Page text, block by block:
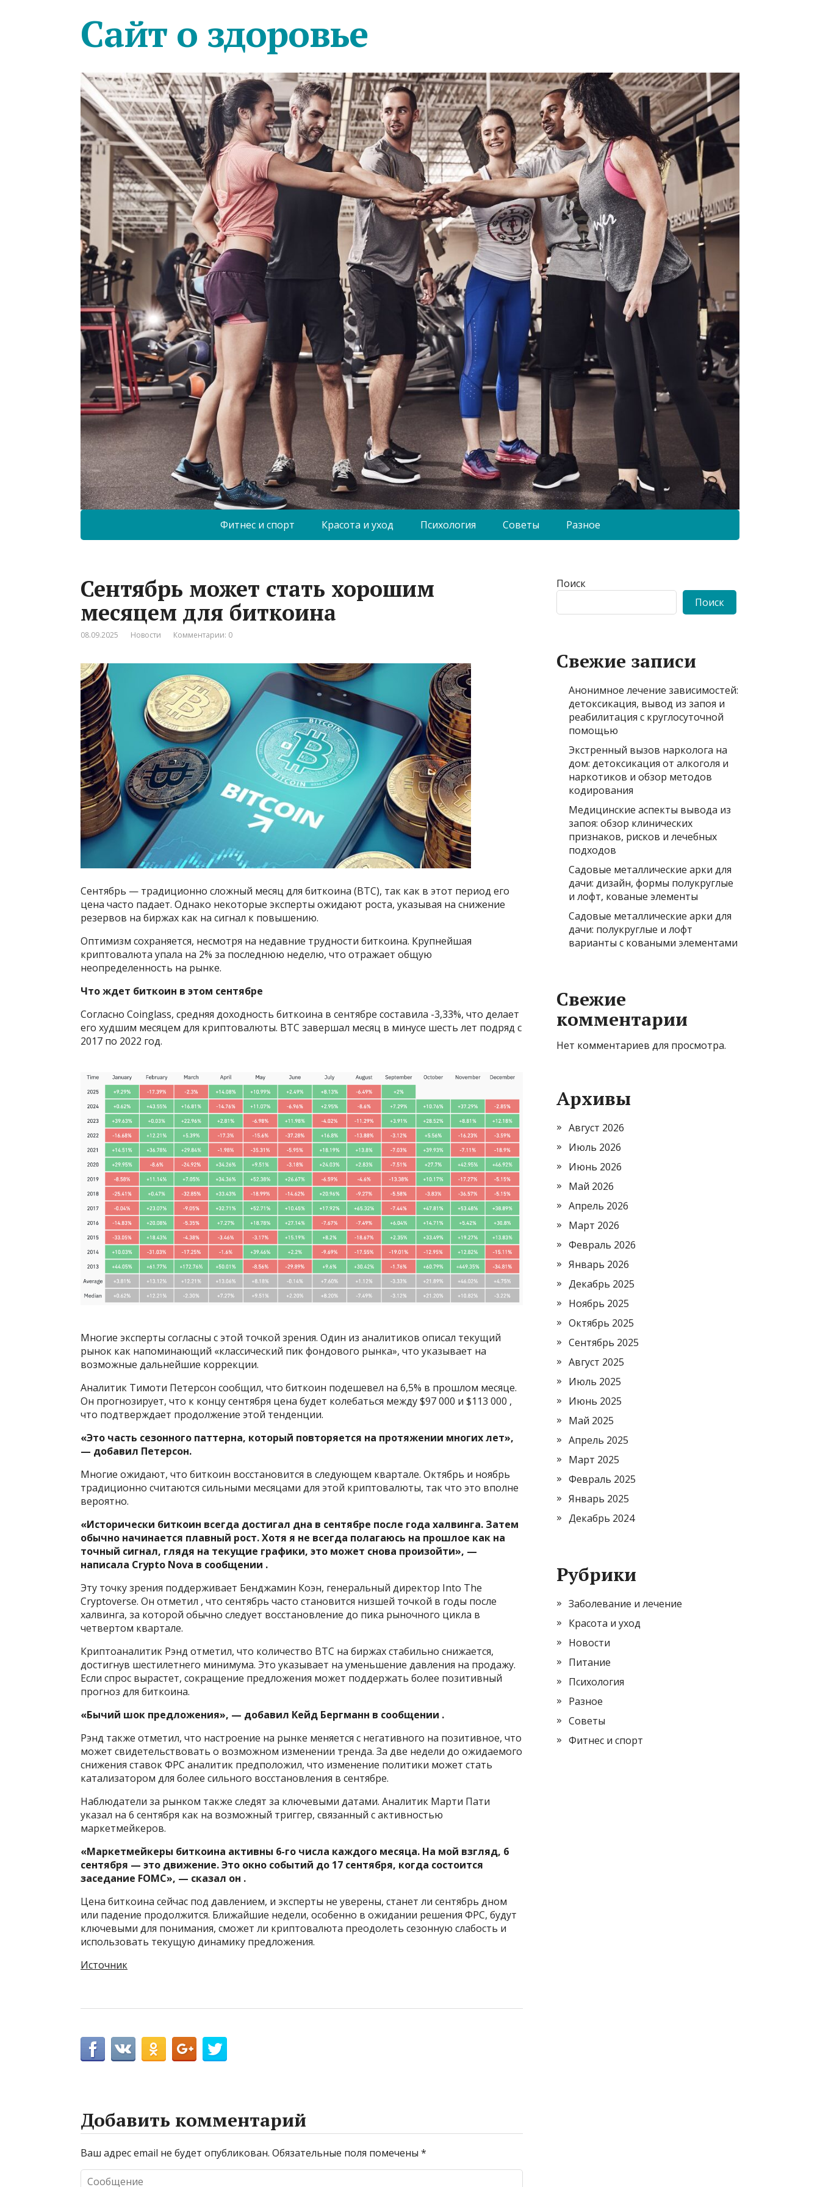
Сайт о здоровье
Фитнес и спорт Красота и уход Психология Советы Разное
Сентябрь может стать хорошим
месяцем для биткоина
08.09.2025 Новости Комментарии: 0
Сентябрь — традиционно сложный месяц для биткоина (BTC), так как в этот период его
цена часто падает. Однако некоторые эксперты ожидают роста, указывая на снижение
резервов на биржах как на сигнал к повышению.
Оптимизм сохраняется, несмотря на недавние трудности биткоина. Крупнейшая
криптовалюта упала на 2% за последнюю неделю, что отражает общую
неопределенность на рынке.
Что ждет биткоин в этом сентябре
Согласно Coinglass, средняя доходность биткоина в сентябре составила -3,33%, что делает
его худшим месяцем для криптовалюты. BTC завершал месяц в минусе шесть лет подряд с
2017 по 2022 год.
Многие эксперты согласны с этой точкой зрения. Один из аналитиков описал текущий
рынок как напоминающий «классический пик фондового рынка», что указывает на
возможные дальнейшие коррекции.
Аналитик Тимоти Петерсон сообщил, что биткоин подешевел на 6,5% в прошлом месяце.
Он прогнозирует, что к концу сентября цена будет колебаться между $97 000 и $113 000 ,
что подтверждает продолжение этой тенденции.
«Это часть сезонного паттерна, который повторяется на протяжении многих лет»,
— добавил Петерсон.
Многие ожидают, что биткоин восстановится в следующем квартале. Октябрь и ноябрь
традиционно считаются сильными месяцами для этой криптовалюты, так что это вполне
вероятно.
«Исторически биткоин всегда достигал дна в сентябре после года халвинга. Затем
обычно начинается плавный рост. Хотя я не всегда полагаюсь на прошлое как на
точный сигнал, глядя на текущие графики, это может снова произойти», —
написала Crypto Nova в сообщении .
Эту точку зрения поддерживает Бенджамин Коэн, генеральный директор Into The
Cryptoverse. Он отметил , что сентябрь часто становится низшей точкой в годы после
халвинга, за которой обычно следует восстановление до пика рыночного цикла в
четвертом квартале.
Криптоаналитик Рэнд отметил, что количество BTC на биржах стабильно снижается,
достигнув шестилетнего минимума. Это указывает на уменьшение давления на продажу.
Если спрос вырастет, сокращение предложения может поддержать более позитивный
прогноз для биткоина.
«Бычий шок предложения», — добавил Кейд Бергманн в сообщении .
Рэнд также отметил, что настроение на рынке меняется с негативного на позитивное, что
может свидетельствовать о возможном изменении тренда. За две недели до ожидаемого
снижения ставок ФРС аналитик предположил, что изменение политики может стать
катализатором для более сильного восстановления в сентябре.
Наблюдатели за рынком также следят за ключевыми датами. Аналитик Марти Пати
указал на 6 сентября как на возможный триггер, связанный с активностью
маркетмейкеров.
«Маркетмейкеры биткоина активны 6-го числа каждого месяца. На мой взгляд, 6
сентября — это движение. Это окно событий до 17 сентября, когда состоится
заседание FOMC», — сказал он .
Цена биткоина сейчас под давлением, и эксперты не уверены, станет ли сентябрь дном
или падение продолжится. Ближайшие недели, особенно в ожидании решения ФРС, будут
ключевыми для понимания, сможет ли криптовалюта преодолеть сезонную слабость и
использовать текущую динамику предложения.
Источник
Добавить комментарий
Ваш адрес email не будет опубликован. Обязательные поля помечены *
Поиск
Поиск
Свежие записи
Анонимное лечение зависимостей:
детоксикация, вывод из запоя и
реабилитация с круглосуточной
помощью
Экстренный вызов нарколога на
дом: детоксикация от алкоголя и
наркотиков и обзор методов
кодирования
Медицинские аспекты вывода из
запоя: обзор клинических
признаков, рисков и лечебных
подходов
Садовые металлические арки для
дачи: дизайн, формы полукруглые
и лофт, кованые элементы
Садовые металлические арки для
дачи: полукруглые и лофт
варианты с коваными элементами
Свежие
комментарии
Нет комментариев для просмотра.
Архивы
Август 2026
Июль 2026
Июнь 2026
Май 2026
Апрель 2026
Март 2026
Февраль 2026
Январь 2026
Декабрь 2025
Ноябрь 2025
Октябрь 2025
Сентябрь 2025
Август 2025
Июль 2025
Июнь 2025
Май 2025
Апрель 2025
Март 2025
Февраль 2025
Январь 2025
Декабрь 2024
Рубрики
Заболевание и лечение
Красота и уход
Новости
Питание
Психология
Разное
Советы
Фитнес и спорт